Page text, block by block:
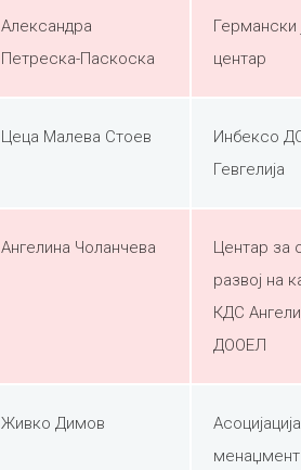
Александра
Петреска-Паскоска
Германски
центар
Цеца Малева Стоев
Инбексо
Гевгелија
Ангелина Чоланчева
Центар за
развој на
КДС
ДООЕЛ
Живко Димов
менаџмент